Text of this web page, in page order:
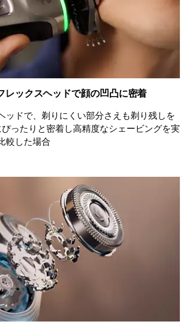
レックスヘッドで顔の凹凸に密着
ッドで、剃りにくい部分さえも剃り残しを
ったりと密着し高精度なシェービングを実
較した場合